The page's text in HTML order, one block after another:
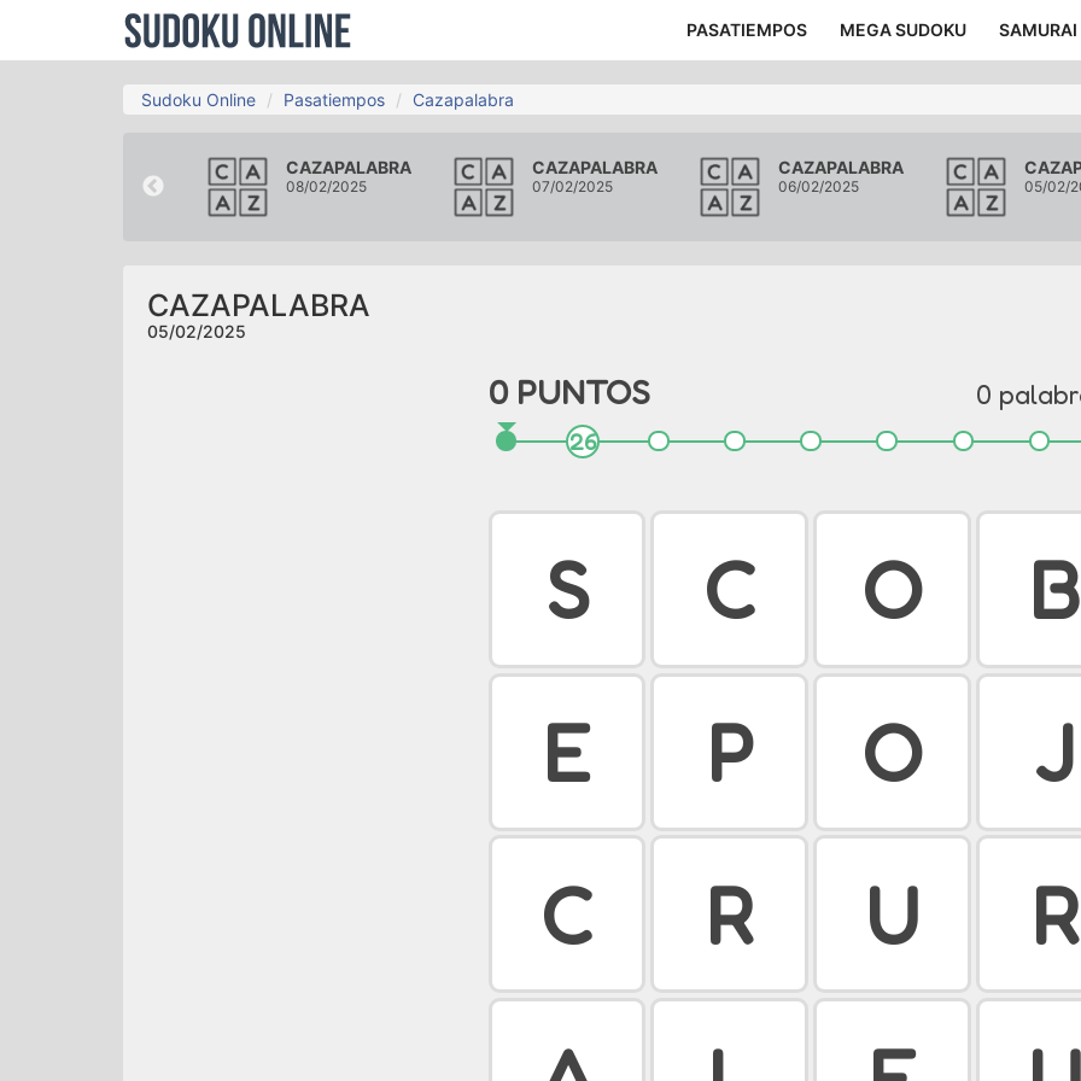
PASATIEMPOS MEGA SUDOKU SAMURAI
Sudoku Online Pasatiempos Cazapalabra
CAZAPALABRA
08/02/2025
CAZAPALABRA
07/02/2025
CAZAPALABRA
06/02/2025 05/02/
CAZAPALABRA
05/02/2025
0PUNTOS 0
26
S C O
B
E
P O
J
C
R U
R